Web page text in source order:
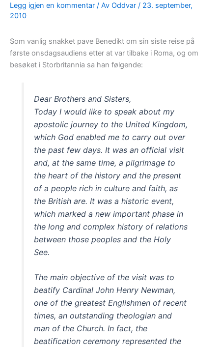
Legg igjen en kommentar / Av Oddvar / 23. september,
2010
Som vanlig snakket pave Benedikt om sin siste reise på
første onsdagsaudiens etter at var tilbake i Roma, og om
besøket i Storbritannia sa han følgende:
Dear Brothers and Sisters,
Today I would like to speak about my
apostolic journey to the United Kingdom,
which God enabled me to carry out over
the past few days. It was an official visit
and, at the same time, a pilgrimage to
the heart of the history and the present
of a people rich in culture and faith, as
the British are. It was a historic event,
which marked a new important phase in
the long and complex history of relations
between those peoples and the Holy
See.
The main objective of the visit was to
beatify Cardinal John Henry Newman,
one of the greatest Englishmen of recent
times, an outstanding theologian and
man of the Church. In fact, the
beatification ceremony represented the